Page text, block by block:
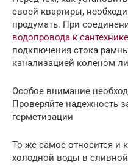
своей квартиры,
продумать. При
водопровода к
подключения стока
канализацией коленом
Особое внимание
Проверяйте надежность
герметизации
То же самое относится и
холодной воды в сливной